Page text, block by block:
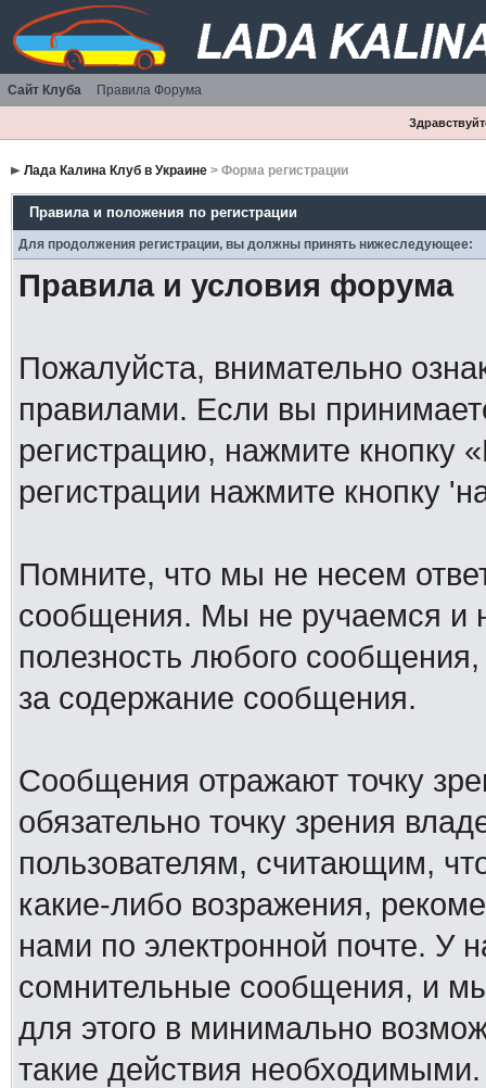
Сайт Клуба Правила Форума
Лада Калина Клуб в Украине> Форма регистрации
Правила и положения по регистрации
Для продолжения регистрации, вы должны принять нижеследующее:
Правила и условия форума
Пожалуйста, внимательно
правилами. Если вы
регистрацию, нажмите кнопку
регистрации нажмите кнопку
Помните, что мы не несем
сообщения. Мы не ручаемся и
полезность любого
за содержание сообщения.
Сообщения отражают точку
обязательно точку зрения
пользователям, считающим,
какие-либо возражения,
нами по электронной почте. У
сомнительные сообщения, и
для этого в минимально
такие действия необходимыми.